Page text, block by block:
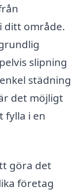
ditt område.
slipning
städning
det möjligt
fylla i en
göra det
företag